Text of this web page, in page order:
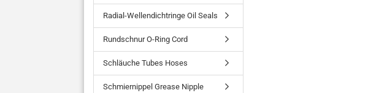
Radial-Wellendichtringe Oil Seals
Rundschnur O-Ring Cord
Schläuche Tubes Hoses
Schmiernippel Grease Nipple